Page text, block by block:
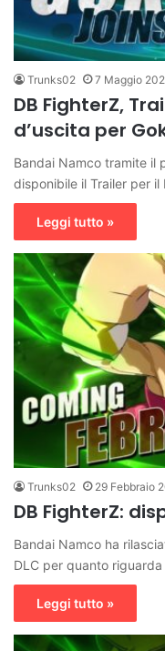
Trunks02 7 Maggio
DB FighterZ,
d’uscita per
Bandai Namco tramite il
disponibile il Trailer per
Leggi tutto »
Trunks02 29 Febbraio
DB FighterZ:
Bandai Namco ha
DLC per quanto
Leggi tutto »